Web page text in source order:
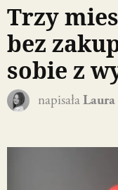
Trzy
bez
sobie z
napisałaLaura